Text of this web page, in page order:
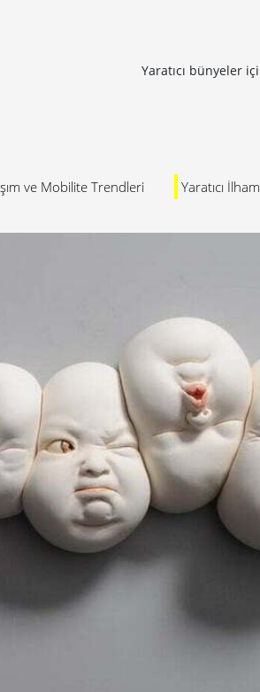
Yaratıcı bünyeler
ve Mobilite Trendleri Yaratıcı İlham